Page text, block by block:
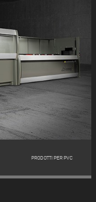
PRODOTTI PER PVC